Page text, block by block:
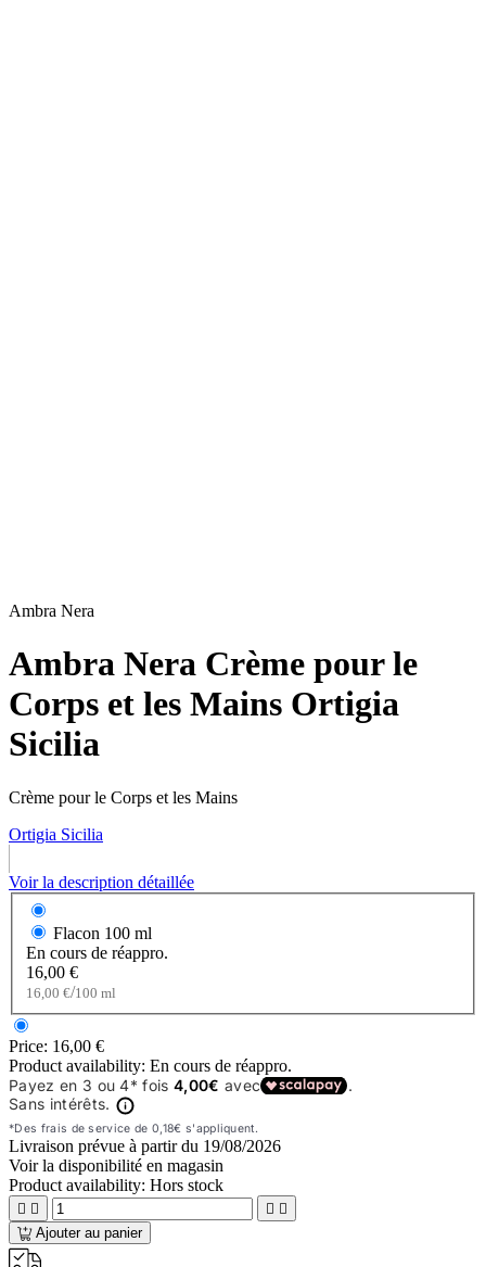
Ambra Nera
Ambra Nera Crème pour le
Corps et les Mains Ortigia
Sicilia
Crème pour le Corps et les Mains
Ortigia Sicilia
Voir la description détaillée
Flacon 100 ml
En cours de réappro.
16,00 €
16,00 €/100 ml
Price: 16,00 €
Product availability: En cours de réappro.
Livraison prévue à partir du 19/08/2026
Voir la disponibilité en magasin
Product availability: Hors stock
   
Ajouter au panier